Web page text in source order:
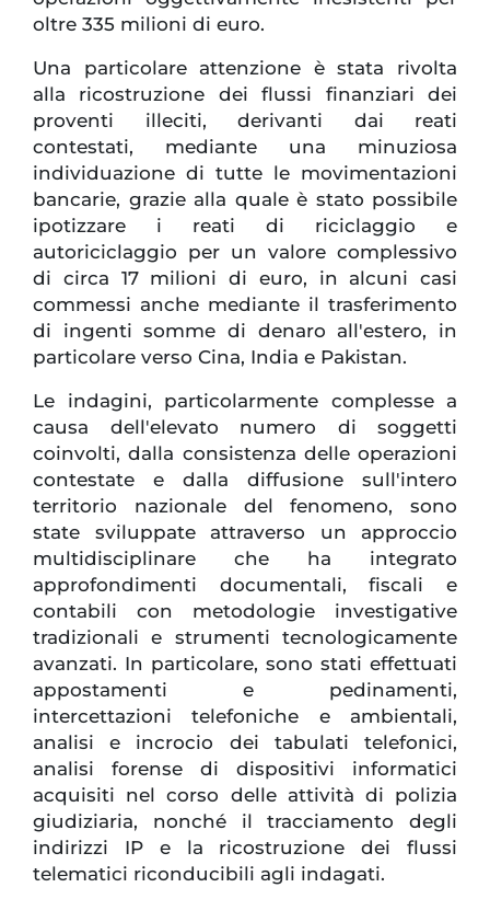
oltre 335 milioni di euro.
Una particolare attenzione è stata rivolta
alla ricostruzione dei flussi finanziari dei
proventi illeciti, derivanti dai reati
contestati, mediante una minuziosa
individuazione di tutte le movimentazioni
bancarie, grazie alla quale è stato possibile
ipotizzare i reati di riciclaggio e
autoriciclaggio per un valore complessivo
di circa 17 milioni di euro, in alcuni casi
commessi anche mediante il trasferimento
di ingenti somme di denaro all'estero, in
particolare verso Cina, India e Pakistan.
Le indagini, particolarmente complesse a
causa dell'elevato numero di soggetti
coinvolti, dalla consistenza delle operazioni
contestate e dalla diffusione sull'intero
territorio nazionale del fenomeno, sono
state sviluppate attraverso un approccio
multidisciplinare che ha integrato
approfondimenti documentali, fiscali e
contabili con metodologie investigative
tradizionali e strumenti tecnologicamente
avanzati. In particolare, sono stati effettuati
appostamenti e pedinamenti,
intercettazioni telefoniche e ambientali,
analisi e incrocio dei tabulati telefonici,
analisi forense di dispositivi informatici
acquisiti nel corso delle attività di polizia
giudiziaria, nonché il tracciamento degli
indirizzi IP e la ricostruzione dei flussi
telematici riconducibili agli indagati.